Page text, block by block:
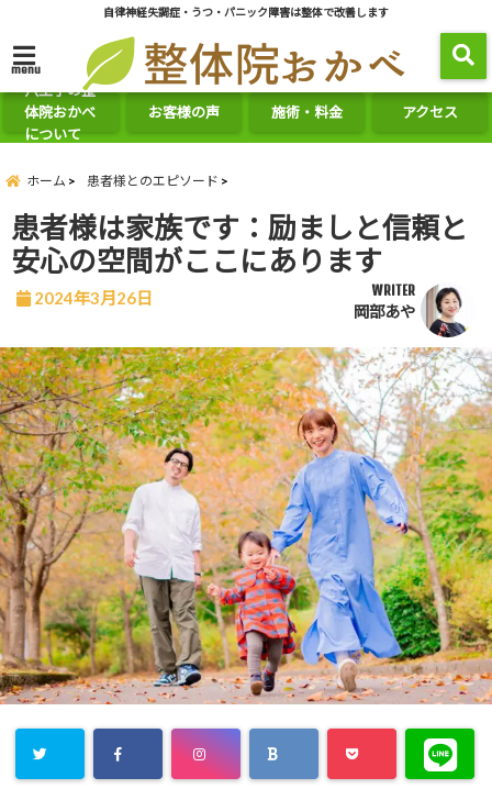
自律神経失調症・うつ・パニック障害は整体で改善します
menu
八王子の整
体院おかべ
について
お客様の声 施術・料金 アクセス
ホーム 患者様とのエピソード
患者様は家族です：励ましと信頼と
安心の空間がここにあります
2024年3月26日 WRITER
岡部あや